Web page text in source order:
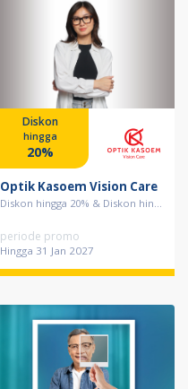
Diskon
hingga
20%
Optik Kasoem Vision Care
Diskon hingga 20% & Diskon hin...
periode promo
Hingga 31 Jan 2027